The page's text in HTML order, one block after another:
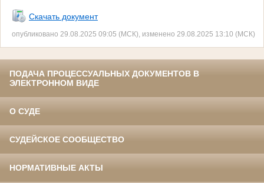
Скачать документ
опубликовано 29.08.2025 09:05 (МСК), изменено 29.08.2025 13:10 (МСК)
ПОДАЧА ПРОЦЕССУАЛЬНЫХ ДОКУМЕНТОВ В
ЭЛЕКТРОННОМ ВИДЕ
О СУДЕ
СУДЕЙСКОЕ СООБЩЕСТВО
НОРМАТИВНЫЕ АКТЫ